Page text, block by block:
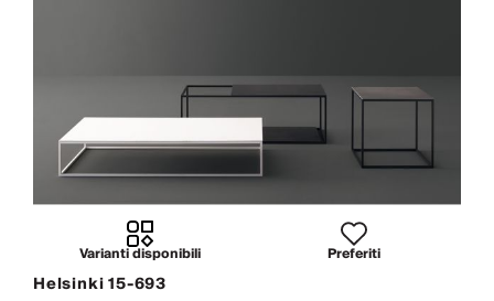
Varianti disponibili Preferiti
Helsinki 15-693